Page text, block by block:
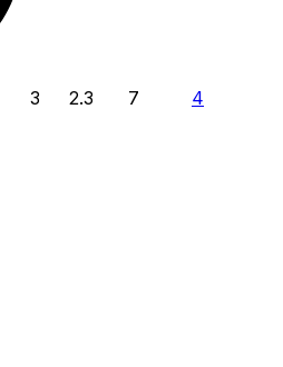
3 2.3 7 4